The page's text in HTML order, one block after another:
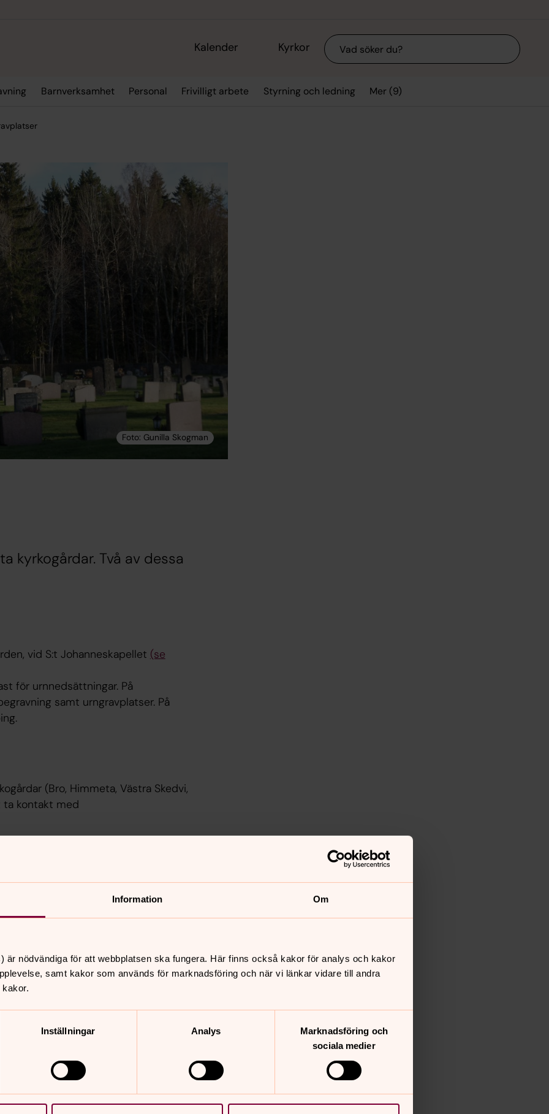
Information Om
är nödvändiga för att webbplatsen ska fungera. Här finns också kakor för analys och kakor
samt kakor som används för marknadsföring och när vi länkar vidare till andra
Inställningar Analys
Marknadsföring och
sociala medier
Kalender Kyrkor Sök
Barnverksamhet Personal Frivilligt arbete Styrning och ledning Mer (9)
kyrkogårdar. Två av dessa
vid S:t Johanneskapellet (se
för urnnedsättningar. På
samt urngravplatser. På
(Bro, Himmeta, Västra Skedvi,
ta kontakt med
av gravplats betalas genom
om man är medlem i ett
gäller skötsel och plantering.